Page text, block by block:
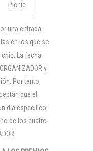
Picnic
una entrada
en los que se
La fecha
y
Por tanto,
que el
día específico
de los cuatro